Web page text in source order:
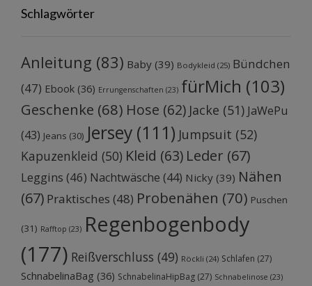
Schlagwörter
Anleitung (83) Baby (39) Bodykleid (25) Bündchen
(47) Ebook (36) Errungenschaften (23) fürMich (103)
Geschenke (68) Hose (62) Jacke (51) JaWePu
(43) Jeans (30) Jersey (111) Jumpsuit (52)
Kapuzenkleid (50) Kleid (63) Leder (67)
Leggins (46) Nachtwäsche (44) Nicky (39) Nähen
(67) Praktisches (48) Probenähen (70) Puschen
(31) Rafftop (23) Regenbogenbody
(177) Reißverschluss (49) Röckli (24) Schlafen (27)
SchnabelinaBag (36) SchnabelinaHipBag (27) Schnabelinose (23)